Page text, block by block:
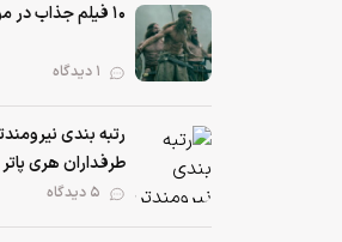
۱۰ فیلم جذاب در مورد جنگجویان وایکینگ
رتبه بندی
طرفداران هری پاتر